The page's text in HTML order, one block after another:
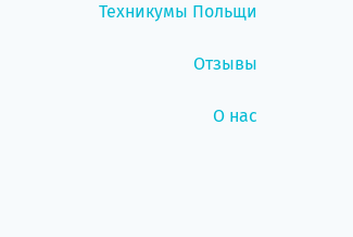
Техникумы Польщи
Отзывы
О нас